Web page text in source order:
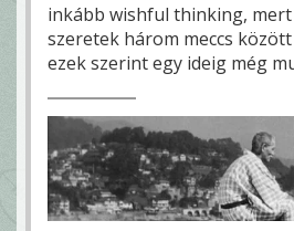
inkább wishful thinking,
szeretek három meccs
ezek szerint egy ideig még